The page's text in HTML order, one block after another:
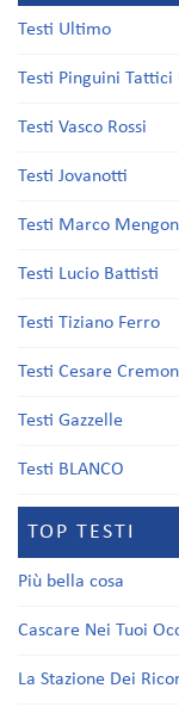
Testi Ultimo
Testi Pinguini Tattici
Testi Vasco Rossi
Testi Jovanotti
Testi Marco
Testi Lucio Battisti
Testi Tiziano Ferro
Testi Cesare
Testi Gazzelle
Testi BLANCO
TOP TESTI
Più bella cosa
Cascare Nei Tuoi
La Stazione Dei